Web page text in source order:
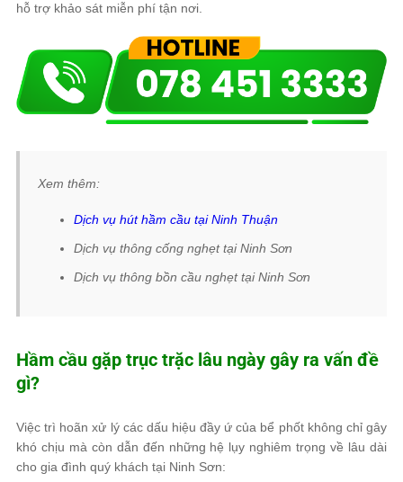
hỗ trợ khảo sát miễn phí tận nơi.
Xem thêm:
Dịch vụ hút hầm cầu tại Ninh Thuận
Dịch vụ thông cống nghẹt tại Ninh Sơn
Dịch vụ thông bồn cầu nghẹt tại Ninh Sơn
Hầm cầu gặp trục trặc lâu ngày gây ra vấn đề
gì?
Việc trì hoãn xử lý các dấu hiệu đầy ứ của bể phốt không chỉ gây
khó chịu mà còn dẫn đến những hệ lụy nghiêm trọng về lâu dài
cho gia đình quý khách tại Ninh Sơn: